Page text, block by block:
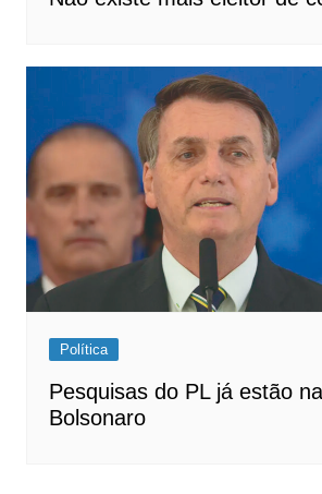
Política
Pesquisas do PL já estão
Bolsonaro